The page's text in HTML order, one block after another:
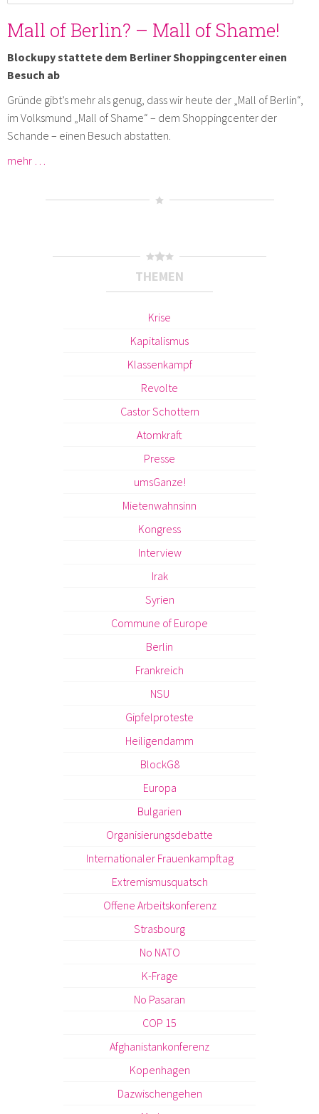
Mall of Berlin? – Mall of Shame!
Blockupy stattete dem Berliner Shoppingcenter einen
Besuch ab
Gründe gibt’s mehr als genug, dass wir heute der „Mall of Berlin“,
im Volksmund „Mall of Shame“ – dem Shoppingcenter der
Schande – einen Besuch abstatten.
mehr …
THEMEN
Krise
Kapitalismus
Klassenkampf
Revolte
Castor Schottern
Atomkraft
Presse
umsGanze!
Mietenwahnsinn
Kongress
Interview
Irak
Syrien
Commune of Europe
Berlin
Frankreich
NSU
Gipfelproteste
Heiligendamm
BlockG8
Europa
Bulgarien
Organisierungsdebatte
Internationaler Frauenkampftag
Extremismusquatsch
Offene Arbeitskonferenz
Strasbourg
No NATO
K-Frage
No Pasaran
COP 15
Afghanistankonferenz
Kopenhagen
Dazwischengehen